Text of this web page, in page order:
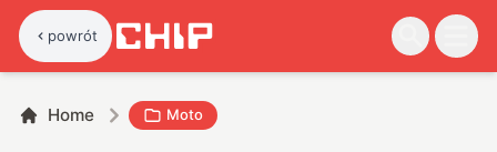
powrót
Home Moto